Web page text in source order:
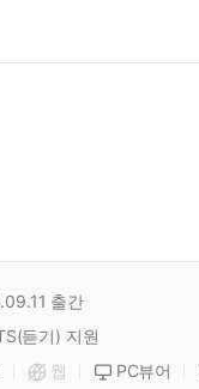
출간
듣기) 지원
웹 PC뷰어